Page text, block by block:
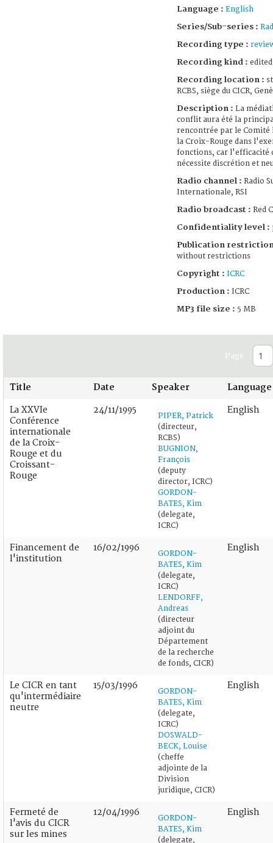
Language : English
Series/Sub-series :
Recording type :
Recording kind :
Recording location :
RCBS, siège du CICR,
Description : La
conflit aura été la
rencontrée par le
la Croix-Rouge dans
fonctions, car l'efficacité
nécessite discrétion et
Radio channel : Radio
Internationale, RSI
Radio broadcast : Red
Confidentiality level :
Publication
without restrictions
Copyright : ICRC
Production : ICRC
MP3 file size : 5 MB
Page
Title Date Speaker Language
La XXVIe
Conférence
internationale
de la Croix-
Rouge et du
Croissant-
Rouge
24/11/1995
PIPER, Patrick
(directeur,
RCBS)
BUGNION,
François
(deputy
director, ICRC)
GORDON-
BATES, Kim
(delegate,
ICRC)
English
Financement de
l'institution
16/02/1996
GORDON-
BATES, Kim
(delegate,
ICRC)
LENDORFF,
Andreas
(directeur
adjoint du
Département
de la recherche
de fonds, CICR)
English
Le CICR en tant
qu'intermédiaire
neutre
15/03/1996
GORDON-
BATES, Kim
(delegate,
ICRC)
DOSWALD-
BECK, Louise
(cheffe
adjointe de la
Division
juridique, CICR)
English
Fermeté de
l'avis du CICR
sur les mines
12/04/1996
GORDON-
BATES, Kim
(delegate,
English